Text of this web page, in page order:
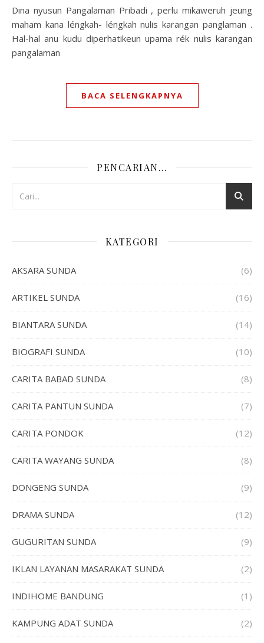
Dina nyusun Pangalaman Pribadi , perlu mikaweruh jeung
maham kana léngkah- léngkah nulis karangan panglaman .
Hal-hal anu kudu diperhatikeun upama rék nulis karangan
pangalaman
BACA SELENGKAPNYA
PENCARIAN…
KATEGORI
AKSARA SUNDA (6)
ARTIKEL SUNDA (16)
BIANTARA SUNDA (14)
BIOGRAFI SUNDA (10)
CARITA BABAD SUNDA (8)
CARITA PANTUN SUNDA (7)
CARITA PONDOK (12)
CARITA WAYANG SUNDA (8)
DONGENG SUNDA (9)
DRAMA SUNDA (12)
GUGURITAN SUNDA (9)
IKLAN LAYANAN MASARAKAT SUNDA (2)
INDIHOME BANDUNG (1)
KAMPUNG ADAT SUNDA (2)